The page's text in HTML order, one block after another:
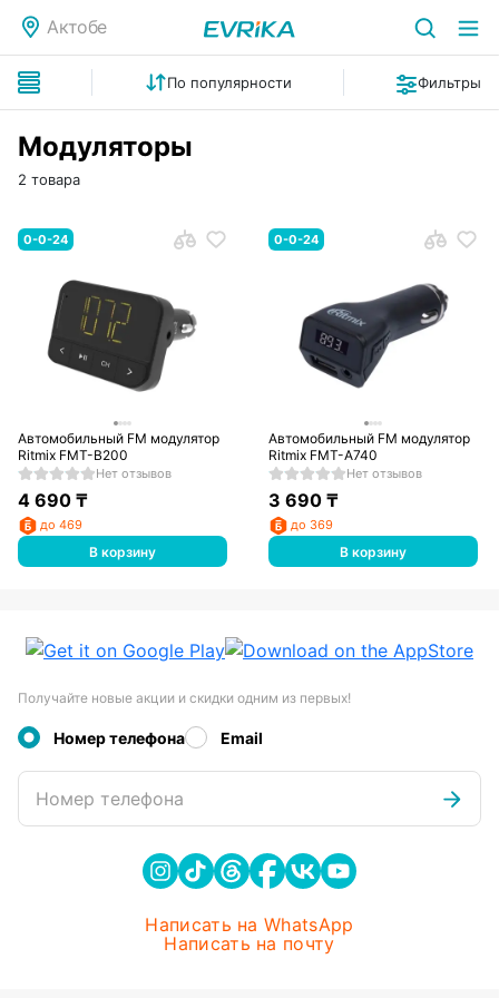
Актобе
По популярности Фильтры
Модуляторы
2 товара
0-0-24
Автомобильный FM модулятор
Ritmix FMT-B200
Нет отзывов
4 690₸
до 469
В корзину
0-0-24
Автомобильный FM модулятор
Ritmix FMT-A740
Нет отзывов
3 690 ₸
до 369
В корзину
Получайте новые акции и скидки одним из первых!
Номер телефона Email
Номер телефона
Написать на WhatsApp
Написать на почту